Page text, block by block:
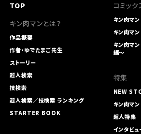
TOP
キン肉マンとは？
作品概要
作者・ゆでたまご先生
ストーリー
超人検索
技検索
超人検索／技検索 ランキング
STARTER BOOK
コミック
キン肉マン
キン肉マ
キン肉マ
編～
特集
NEW
キン肉マ
超人特集
インタビュ